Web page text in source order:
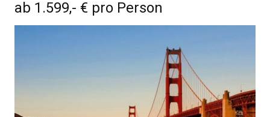
ab 1.599,- € pro Person